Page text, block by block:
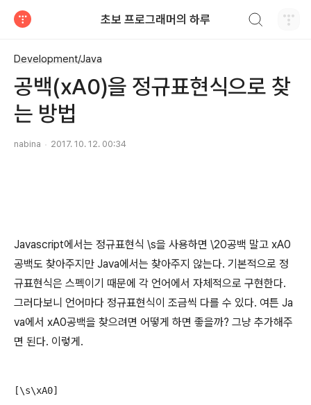
초보 프로그래머의 하루
Development/Java
공백(xA0)을 정규표현식으로 찾
는 방법
nabina 2017. 10. 12. 00:34
Javascript에서는 정규표현식 \s을 사용하면 \20공백 말고 xA0
공백도 찾아주지만 Java에서는 찾아주지 않는다. 기본적으로 정
규표현식은 스펙이기 때문에 각 언어에서 자체적으로 구현한다.
그러다보니 언어마다 정규표현식이 조금씩 다를 수 있다. 여튼 Ja
va에서 xA0공백을 찾으려면 어떻게 하면 좋을까? 그냥 추가해주
면 된다. 이렇게.
[\s\xA0]